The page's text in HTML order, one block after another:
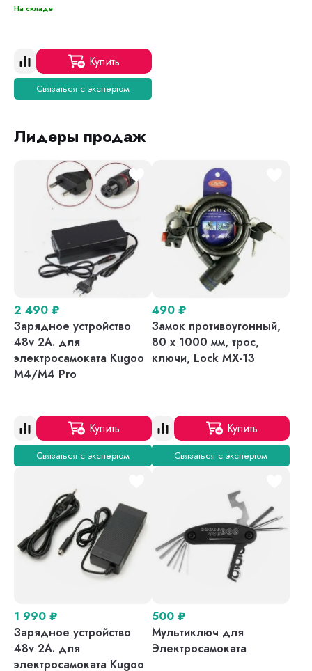
На складе
Купить
Связаться с экспертом
Лидеры продаж
2 490 ₽
Зарядное устройство
48v 2A. для
электросамоката Kugoo
M4/M4 Pro
Купить
Связаться с экспертом
490 ₽
Замок противоугонный,
80 х 1000 мм, трос,
ключи, Lock MX-13
Купить
Связаться с экспертом
1 990 ₽
Зарядное устройство
48v 2A. для
электросамоката Kugoo
500 ₽
Мультиключ для
Электросамоката